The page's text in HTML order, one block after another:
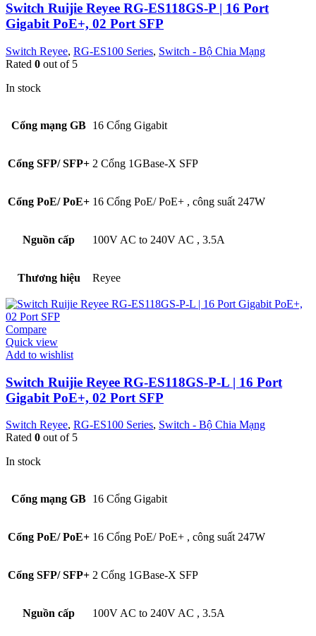
Switch Ruijie Reyee RG-ES118GS-P | 16 Port
Gigabit PoE+, 02 Port SFP
Switch Reyee, RG-ES100 Series, Switch - Bộ Chia Mạng
Rated 0 out of 5
In stock
Cổng mạng GB 16 Cổng Gigabit
Cổng SFP/ SFP+ 2 Cổng 1GBase-X SFP
Cổng PoE/ PoE+ 16 Cổng PoE/ PoE+ , công suất 247W
Nguồn cấp 100V AC to 240V AC , 3.5A
Thương hiệu Reyee
Compare
Quick view
Add to wishlist
Switch Ruijie Reyee RG-ES118GS-P-L | 16 Port
Gigabit PoE+, 02 Port SFP
Switch Reyee, RG-ES100 Series, Switch - Bộ Chia Mạng
Rated 0 out of 5
In stock
Cổng mạng GB 16 Cổng Gigabit
Cổng PoE/ PoE+ 16 Cổng PoE/ PoE+ , công suất 247W
Cổng SFP/ SFP+ 2 Cổng 1GBase-X SFP
Nguồn cấp 100V AC to 240V AC , 3.5A